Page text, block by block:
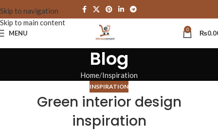
Skip to navigation
Skip to main content
MENU 0 ₨
Blog
Home Inspiration
INSPIRATION
Green interior design
inspiration